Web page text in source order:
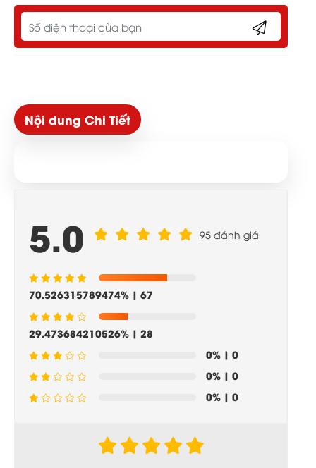
Nội dung Chi Tiết
5.0 95 đánh giá
70.526315789474% | 67
29.473684210526% | 28
0% | 0
0% | 0
0% | 0